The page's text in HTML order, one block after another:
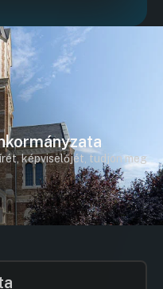
képviselőjét, tudjon meg